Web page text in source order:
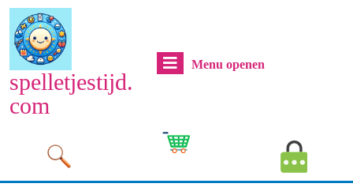
Naar
inhoud
gaan
spelletjestijd.
com
Menu openenMenu
Cart